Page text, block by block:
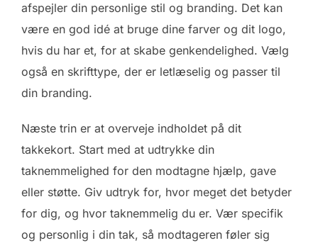
afspejler din personlige stil og branding. Det kan
være en god idé at bruge dine farver og dit logo,
hvis du har et, for at skabe genkendelighed. Vælg
også en skrifttype, der er letlæselig og passer til
din branding.
Næste trin er at overveje indholdet på dit
takkekort. Start med at udtrykke din
taknemmelighed for den modtagne hjælp, gave
eller støtte. Giv udtryk for, hvor meget det betyder
for dig, og hvor taknemmelig du er. Vær specifik
og personlig i din tak, så modtageren føler sig